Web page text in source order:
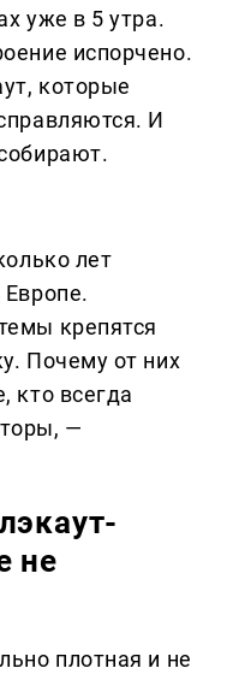
уже в 5 утра.
испорчено.
которые
И
лет
Европе.
крепятся
Почему от них
кто всегда
—
не
плотная и не